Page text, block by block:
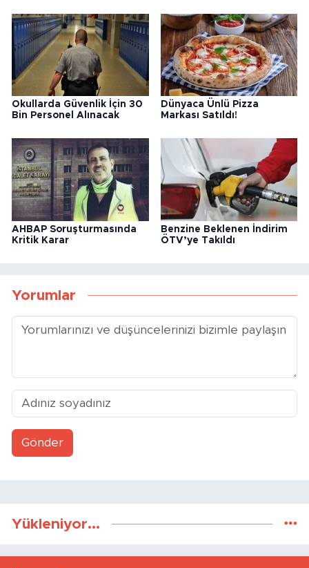
Okullarda Güvenlik İçin 30
Bin Personel Alınacak
Dünyaca Ünlü Pizza
Markası Satıldı!
AHBAP Soruşturmasında
Kritik Karar
Benzine Beklenen İndirim
ÖTV’ye Takıldı
Yorumlar
Gönder
Yükleniyor...